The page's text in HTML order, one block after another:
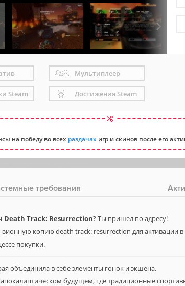
Мультиплеер
Steam Достижения Steam
на победу во всех раздачах игр и скинов после его
требования
Track: Resurrection? Ты пришел по адресу!
копию death track: resurrection для активации в
покупки.
объединила в себе элементы гонок и экшена,
будущем, где традиционные